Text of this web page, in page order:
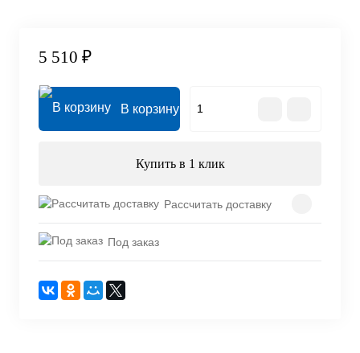
5 510 ₽
В корзину
Купить в 1 клик
Рассчитать доставку
Под заказ